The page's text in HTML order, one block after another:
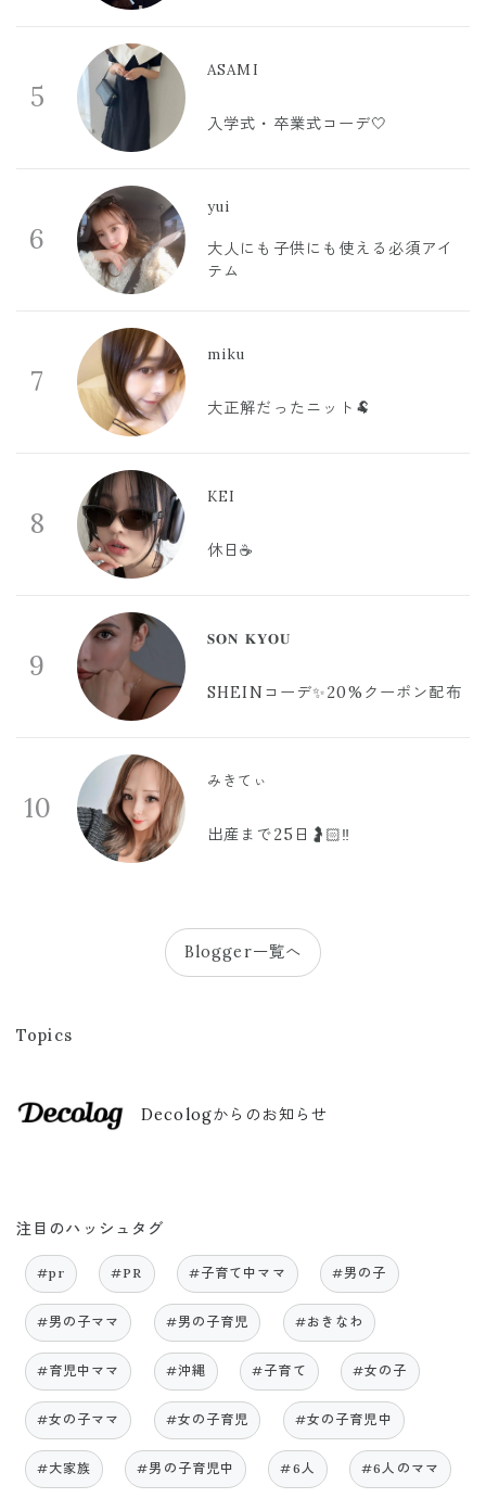
5
ASAMI
入学式・卒業式コーデ🤍
6
yui
大人にも子供にも使える必須アイ
テム
7
miku
大正解だったニット🐏
8
KEI
休日☕️
9
𝐒𝐎𝐍 𝐊𝐘𝐎𝐔
SHEINコーデ✨20%クーポン配布
10
みきてぃ
出産まで25日🤰🏻‼️
Blogger一覧へ
Topics
Decologからのお知らせ
注目のハッシュタグ
#pr #PR #子育て中ママ #男の子
#男の子ママ #男の子育児 #おきなわ
#育児中ママ #沖縄 #子育て #女の子
#女の子ママ #女の子育児 #女の子育児中
#大家族 #男の子育児中 #6人 #6人のママ